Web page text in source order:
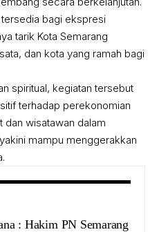
tersedia bagi ekspresi
tarik Kota Semarang
dan kota yang ramah bagi
spiritual, kegiatan tersebut
terhadap perekonomian
dan wisatawan dalam
mampu menggerakkan
: Hakim PN Semarang